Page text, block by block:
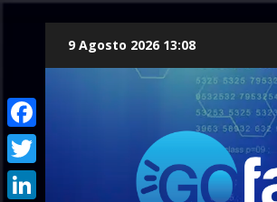
9 Agosto 2026 13:08
Facebook
Twitter